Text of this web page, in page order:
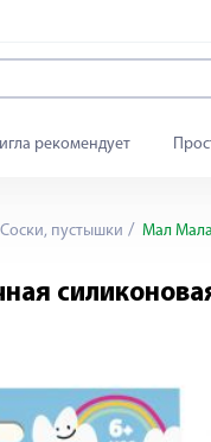
рекомендует
Cоски, пустышки Мал